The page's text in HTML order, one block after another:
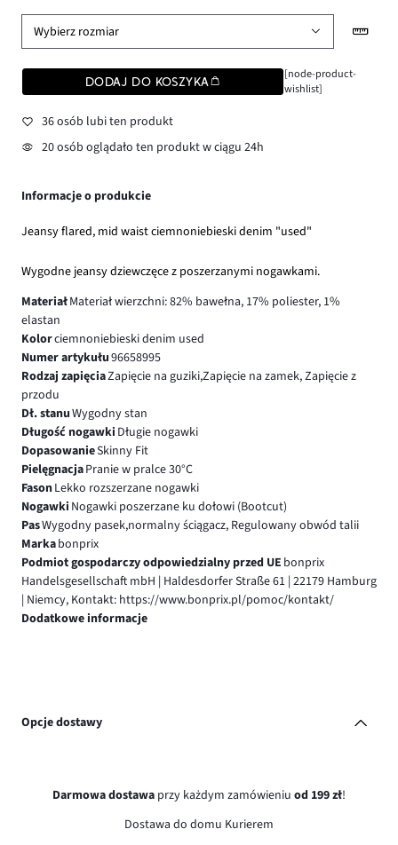
Wybierz rozmiar
DODAJ DO KOSZYKA
[node-product-
wishlist]
36 osób lubi ten produkt
20 osób oglądało ten produkt w ciągu 24h
Informacje o produkcie
Jeansy flared, mid waist ciemnoniebieski denim "used"
Wygodne jeansy dziewczęce z poszerzanymi nogawkami.
MateriałMateriał wierzchni: 82% bawełna, 17% poliester, 1%
elastan
Kolorciemnoniebieski denim used
Numer artykułu96658995
Rodzaj zapięciaZapięcie na guziki,Zapięcie na zamek, Zapięcie z
przodu
Dł. stanuWygodny stan
Długość nogawki Długie nogawki
DopasowanieSkinny Fit
PielęgnacjaPranie w pralce 30°C
FasonLekko rozszerzane nogawki
Nogawki Nogawki poszerzane ku dołowi (Bootcut)
PasWygodny pasek,normalny ściągacz, Regulowany obwód talii
Markabonprix
Podmiot gospodarczy odpowiedzialny przed UE bonprix
Handelsgesellschaft mbH | Haldesdorfer Straße 61 | 22179 Hamburg
| Niemcy, Kontakt: https://www.bonprix.pl/pomoc/kontakt/
Dodatkowe informacje
Opcje dostawy
Darmowa dostawa przy każdym zamówieniu od 199 zł!
Dostawa do domu Kurierem